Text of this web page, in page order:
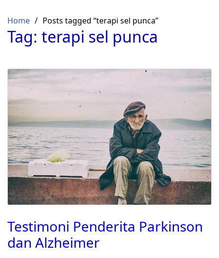
content
Home Posts tagged “terapi sel punca”
Tag: terapi sel punca
Testimoni Penderita Parkinson
dan Alzheimer